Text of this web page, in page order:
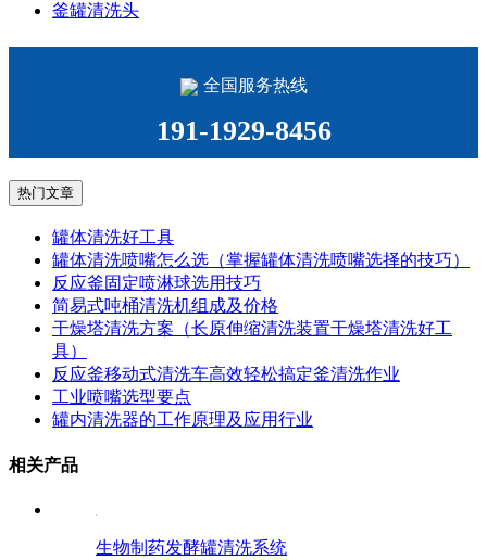
釜罐清洗头
全国服务热线
191-1929-8456
热门文章
罐体清洗好工具
罐体清洗喷嘴怎么选（掌握罐体清洗喷嘴选择的技巧）
反应釜固定喷淋球选用技巧
简易式吨桶清洗机组成及价格
干燥塔清洗方案（长原伸缩清洗装置干燥塔清洗好工
具）
反应釜移动式清洗车高效轻松搞定釜清洗作业
工业喷嘴选型要点
罐内清洗器的工作原理及应用行业
相关产品
生物制药发酵罐清洗系统